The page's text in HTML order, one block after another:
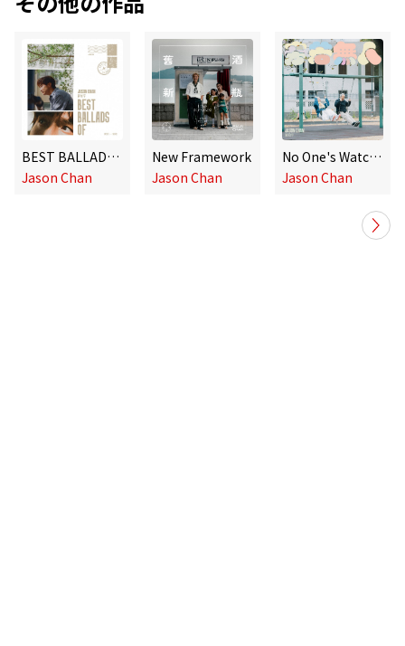
BEST BALLADS OF
Jason Chan
New Framework
Jason Chan
No One's Watching
Jason Chan